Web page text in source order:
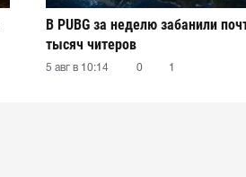
В PUBG за неделю забанили
тысяч читеров
5 авг в 10:14 0 1